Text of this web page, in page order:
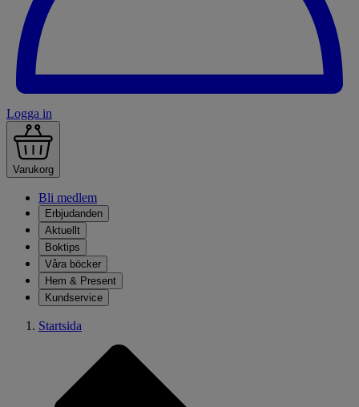
Logga in
Varukorg
Bli medlem
Erbjudanden
Aktuellt
Boktips
Våra böcker
Hem & Present
Kundservice
Startsida